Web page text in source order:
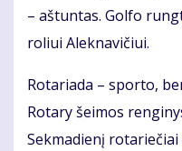
– aš­tun­tas. Gol­fo
ro­liui Alek­na­vi­čiui.
Ro­ta­ria­da – spor­to,
Ro­ta­ry šei­mos
Sek­ma­die­nį